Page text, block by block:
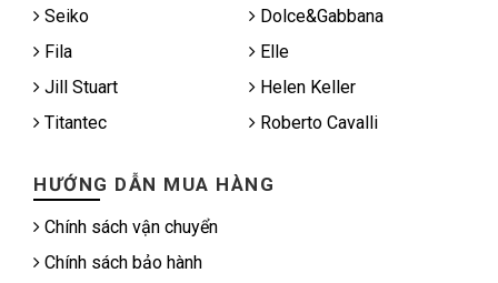
Seiko
Dolce&Gabbana
Fila
Elle
Jill Stuart
Helen Keller
Titantec
Roberto Cavalli
HƯỚNG DẪN MUA HÀNG
Chính sách vận chuyển
Chính sách bảo hành